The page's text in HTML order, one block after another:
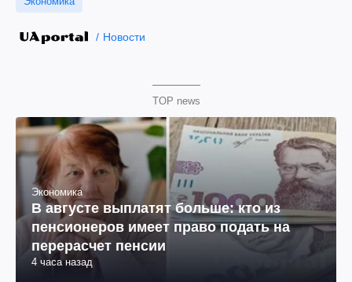
Новости
TOP news
Экономика
В августе выплатят больше: кто из
пенсионеров имеет право подать на
перерасчет пенсии
4 часа назад